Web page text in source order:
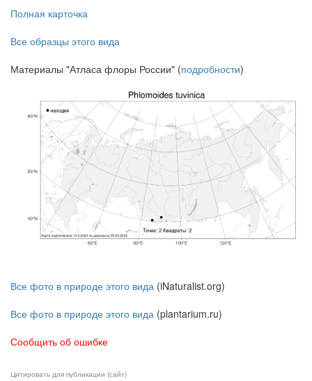
Полная карточка
Все образцы этого вида
Материалы "Атласа флоры России" (подробности)
Все фото в природе этого вида (iNaturalist.org)
Все фото в природе этого вида (plantarium.ru)
Сообщить об ошибке
Цитировать для публикации (сайт)